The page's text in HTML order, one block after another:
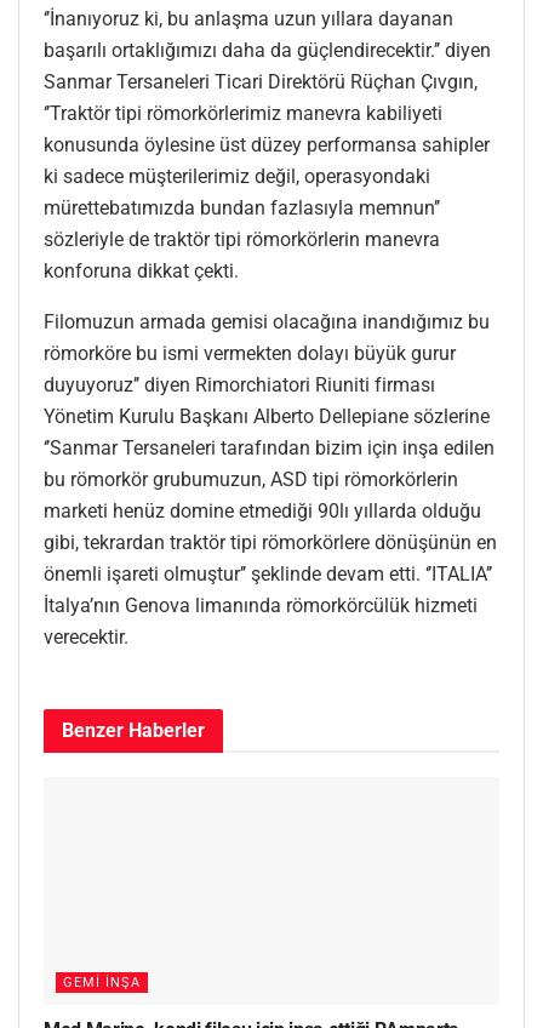
‘’İnanıyoruz ki, bu anlaşma uzun yıllara dayanan
başarılı ortaklığımızı daha da güçlendirecektir.’’ diyen
Sanmar Tersaneleri Ticari Direktörü Rüçhan Çıvgın,
‘’Traktör tipi römorkörlerimiz manevra kabiliyeti
konusunda öylesine üst düzey performansa sahipler
ki sadece müşterilerimiz değil, operasyondaki
mürettebatımızda bundan fazlasıyla memnun’’
sözleriyle de traktör tipi römorkörlerin manevra
konforuna dikkat çekti.
Filomuzun armada gemisi olacağına inandığımız bu
römorköre bu ismi vermekten dolayı büyük gurur
duyuyoruz’’ diyen Rimorchiatori Riuniti firması
Yönetim Kurulu Başkanı Alberto Dellepiane sözlerine
‘’Sanmar Tersaneleri tarafından bizim için inşa edilen
bu römorkör grubumuzun, ASD tipi römorkörlerin
marketi henüz domine etmediği 90lı yıllarda olduğu
gibi, tekrardan traktör tipi römorkörlere dönüşünün en
önemli işareti olmuştur’’ şeklinde devam etti. ‘’ITALIA’’
İtalya’nın Genova limanında römorkörcülük hizmeti
verecektir.
Benzer Haberler
GEMI İNŞA